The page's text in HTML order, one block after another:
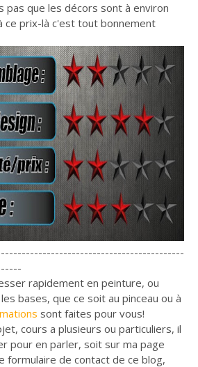
pas que les décors sont à environ
ce prix-là c'est tout bonnement
rapidement en peinture, ou
bases, que ce soit au pinceau ou à
sont faites pour vous!
cours a plusieurs ou particuliers, il
pour en parler, soit sur ma page
formulaire de contact de ce blog,